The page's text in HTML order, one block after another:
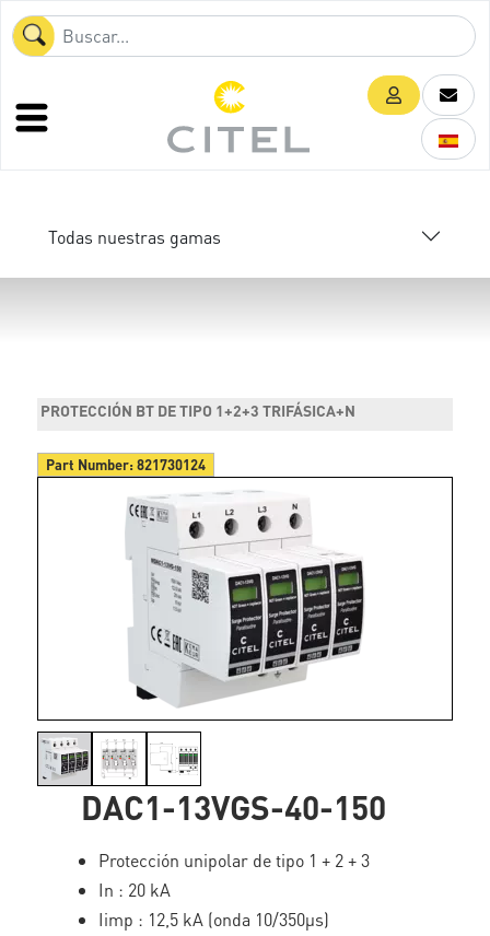
Todas nuestras gamas
PROTECCIÓN BT DE TIPO 1+2+3 TRIFÁSICA+N
Part Number:821730124
DAC1-13VGS-40-150
Protección unipolar de tipo 1 + 2 + 3
In : 20 kA
Iimp : 12,5 kA (onda 10/350µs)